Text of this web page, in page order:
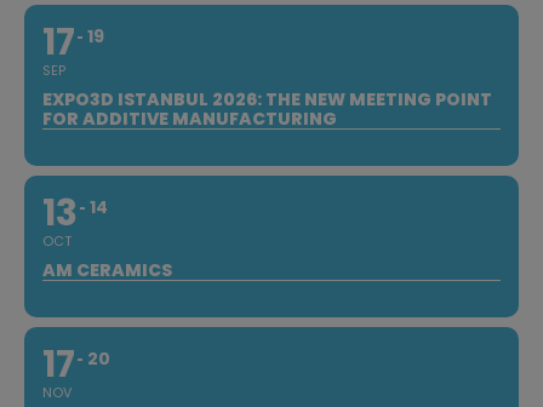
17
SEP
19
EXPO3D ISTANBUL 2026: THE NEW MEETING POINT
FOR ADDITIVE MANUFACTURING
13
OCT
14
AM CERAMICS
17
NOV
20